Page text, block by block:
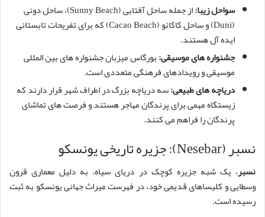
سواحل زیبا:
از جمله ساحل آفتابی (Sunny Beach)، ساحل دونی
(Duni) و ساحل کاکائو (Cacao Beach) که برای تفریحات تابستانی
ایده آل هستند.
جشنواره های موسیقی:بورگاس میزبان جشنواره های بین المللی
موسیقی و رویدادهای فرهنگی متعددی است.
دریاچه های طبیعی:سه دریاچه بزرگ در اطراف شهر قرار دارند که
زیستگاه مهمی برای پرندگان مهاجر هستند و فرصت های تماشای
پرندگان را فراهم می کنند.
نسبر (Nesebar): جزیره تاریخی یونسکو
نسبر، یک شبه جزیره کوچک در دریای سیاه، به دلیل معماری قرون
وسطایی و کلیساهای قدیمی خود، در فهرست میراث جهانی یونسکو به ثبت
رسیده است.